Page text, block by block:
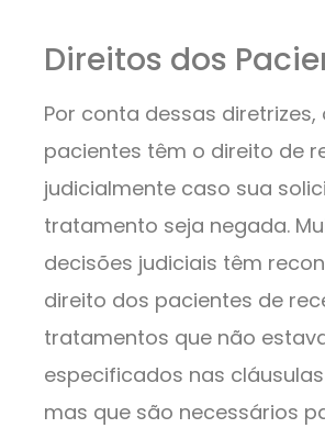
Direitos dos
Por conta dessas diretrizes,
pacientes têm o direito de
judicialmente caso sua
tratamento seja negada.
decisões judiciais têm
direito dos pacientes de
tratamentos que não
especificados nas
mas que são necessários